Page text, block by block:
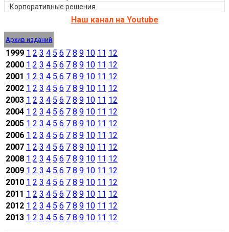
Корпоративные решения
Наш канал на Youtube
Архив изданий
1999 1 2 3 4 5 6 7 8 9 10 11 12
2000 1 2 3 4 5 6 7 8 9 10 11 12
2001 1 2 3 4 5 6 7 8 9 10 11 12
2002 1 2 3 4 5 6 7 8 9 10 11 12
2003 1 2 3 4 5 6 7 8 9 10 11 12
2004 1 2 3 4 5 6 7 8 9 10 11 12
2005 1 2 3 4 5 6 7 8 9 10 11 12
2006 1 2 3 4 5 6 7 8 9 10 11 12
2007 1 2 3 4 5 6 7 8 9 10 11 12
2008 1 2 3 4 5 6 7 8 9 10 11 12
2009 1 2 3 4 5 6 7 8 9 10 11 12
2010 1 2 3 4 5 6 7 8 9 10 11 12
2011 1 2 3 4 5 6 7 8 9 10 11 12
2012 1 2 3 4 5 6 7 8 9 10 11 12
2013 1 2 3 4 5 6 7 8 9 10 11 12